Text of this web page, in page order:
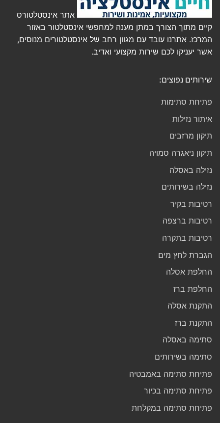
אתר אינסטלטורס
קיים מתוך הצורך במתן מענה למחפשי אינסטלטור באזור
המרכז. אתרנו עובד עם מגוון רחב של אינסטלטורים מנוסים,
אשר יעניקו לכם שירות מקצועי ואדיב.
שירותים נפוצים:
פתיחת סתימות
איתור נזילות
תיקון מרזבים
תיקון ניאגרה סמויה
נזילה באסלה
נזילה בשירותים
רטיבות בקיר
רטיבות ברצפה
רטיבות בתקרה
הגברת לחץ מים
החלפת אסלה
החלפת ברז
התקנת אסלה
התקנת ברז
סתימה באסלה
סתימה בשירותים
פתיחת סתימה באמבטיה
פתיחת סתימה בכיור
פתיחת סתימה במקלחת